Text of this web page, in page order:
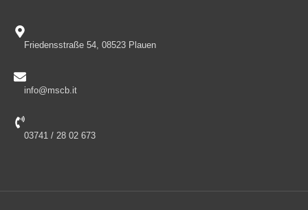
Friedensstraße 54, 08523 Plauen
info@mscb.it
03741 / 28 02 673